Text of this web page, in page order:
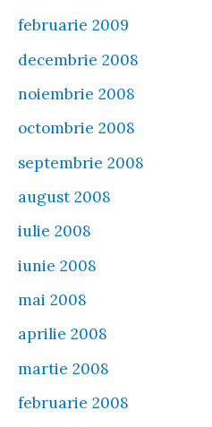
februarie 2009
decembrie 2008
noiembrie 2008
octombrie 2008
septembrie 2008
august 2008
iulie 2008
iunie 2008
mai 2008
aprilie 2008
martie 2008
februarie 2008